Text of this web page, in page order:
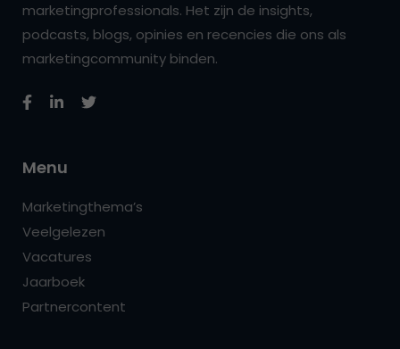
marketingprofessionals. Het zijn de insights,
podcasts, blogs, opinies en recencies die ons als
marketingcommunity binden.
Menu
Marketingthema’s
Veelgelezen
Vacatures
Jaarboek
Partnercontent